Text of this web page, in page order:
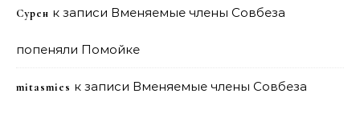
Сурен к записи Вменяемые члены Совбеза
попеняли Помойке
mitasmies к записи Вменяемые члены Совбеза